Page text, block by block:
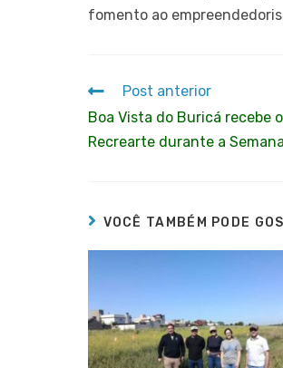
fomento ao
Post anterior
Boa Vista do Buricá recebe
Recrearte durante a
VOCÊ TAMBÉM PODE